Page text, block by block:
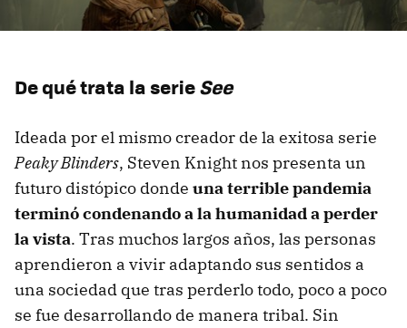
De qué trata la serieSee
Ideada por el mismo creador de la exitosa serie
Peaky Blinders, Steven Knight nos presenta un
futuro distópico donde una terrible pandemia
terminó condenando a la humanidad a perder
la vista. Tras muchos largos años, las personas
aprendieron a vivir adaptando sus sentidos a
una sociedad que tras perderlo todo, poco a poco
se fue desarrollando de manera tribal. Sin